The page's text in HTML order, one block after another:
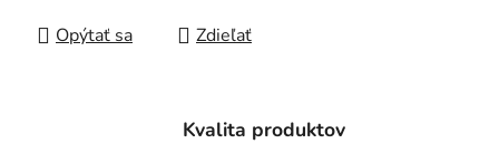
Opýtať sa Zdieľať
Kvalita produktov